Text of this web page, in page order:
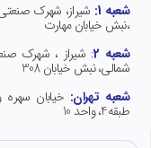
شعبه 1:
شیراز، شهرک
،نبش خیابان مهارت
شعبه 2
: شیراز ، شهرک
شمالی، نبش خیابان 308
شعبه تهران:
طبقه4، واحد 10